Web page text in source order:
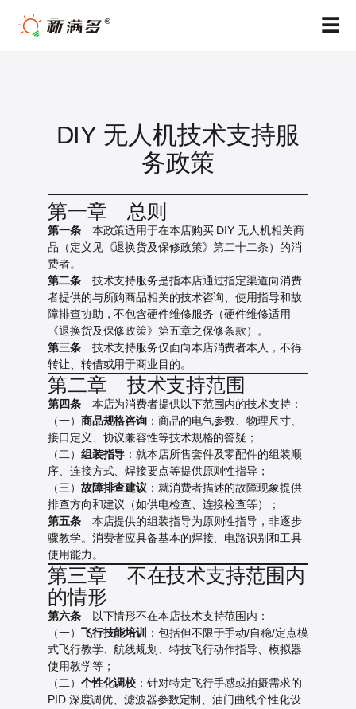
☰
DIY 无人机技术支持服
务政策
第一章 总则
第一条本政策适用于在本店购买 DIY 无人机相关商
品（定义见《退换货及保修政策》第二十二条）的消
费者。
第二条技术支持服务是指本店通过指定渠道向消费
者提供的与所购商品相关的技术咨询、使用指导和故
障排查协助，不包含硬件维修服务（硬件维修适用
《退换货及保修政策》第五章之保修条款）。
第三条技术支持服务仅面向本店消费者本人，不得
转让、转借或用于商业目的。
第二章 技术支持范围
第四条本店为消费者提供以下范围内的技术支持：
（一） 商品规格咨询 ：商品的电气参数、物理尺寸、
接口定义、协议兼容性等技术规格的答疑；
（二） 组装指导 ：就本店所售套件及零配件的组装顺
序、连接方式、焊接要点等提供原则性指导；
（三） 故障排查建议 ：就消费者描述的故障现象提供
排查方向和建议（如供电检查、连接检查等）；
第五条本店提供的组装指导为原则性指导，非逐步
骤教学。消费者应具备基本的焊接、电路识别和工具
使用能力。
第三章 不在技术支持范围内
的情形
第六条以下情形不在本店技术支持范围内：
（一） 飞行技能培训
：包括但不限于手动/自稳/定点模
式飞行教学、航线规划、特技飞行动作指导、模拟器
使用教学等；
（二） 个性化调校 ：针对特定飞行手感或拍摄需求的
PID 深度调优、滤波器参数定制、油门曲线个性化设